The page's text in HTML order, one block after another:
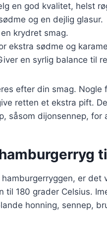
en god kvalitet, helst
og en dejlig glasur.
krydret smag.
ekstra sødme og
en syrlig balance til
efter din smag.
retten et ekstra pift.
såsom dijonsennep,
er
til 180 grader Celsius.
honning, sennep,